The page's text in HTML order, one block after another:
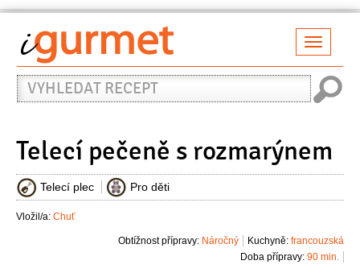
Vyhledat
recept
Telecí pečeně s rozmarýnem
Telecí plec Pro děti
Vložil/a: Chuť
Kuchyně: francouzská
Obtížnost přípravy: Náročný
Doba přípravy: 90 min.